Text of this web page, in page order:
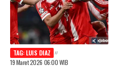
TAG: LUIS DIAZ
19 Maret 2026 06:00 WIB